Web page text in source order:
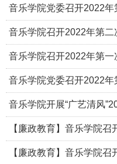
音乐学院党委召开2022
育会
音乐学院召开2022年第
习会
音乐学院召开2022年第
习会
音乐学院党委召开2022
育会
音乐学院开展“广艺清风
【廉政教育】音乐学院
【廉政教育】音乐学院